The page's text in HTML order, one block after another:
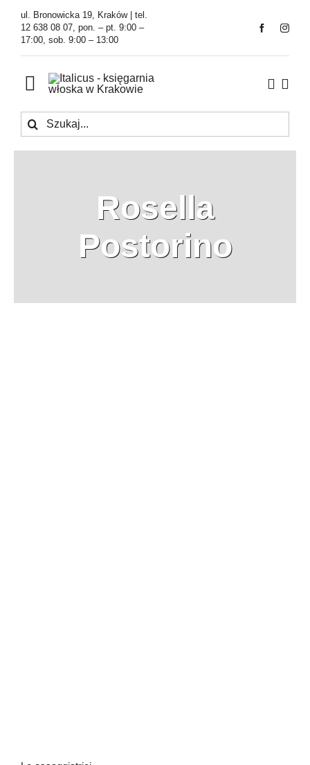
Przejdź
zawartości
ul. Bronowicka 19, Kraków | tel.
12 638 08 07, pon. – pt. 9:00 –
17:00, sob. 9:00 – 13:00
Toggle
Navigation
Księgarnia
Szukaj
Rosella
Postorino